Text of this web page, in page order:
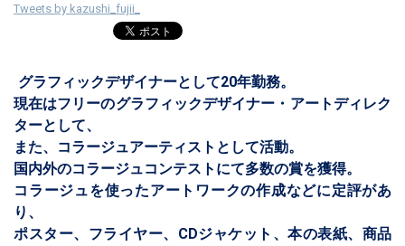
Tweets by kazushi_fujii_
グラフィックデザイナーとして20年勤務。
現在はフリーのグラフィックデザイナー・アートディレク
ターとして、
また、コラージュアーティストとして活動。
国内外のコラージュコンテストにて多数の賞を獲得。
コラージュを使ったアートワークの作成などに定評があ
り、
ポスター、フライヤー、CDジャケット、本の表紙、商品